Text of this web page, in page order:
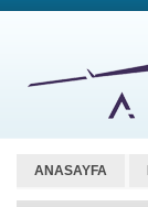
ANASAYFA